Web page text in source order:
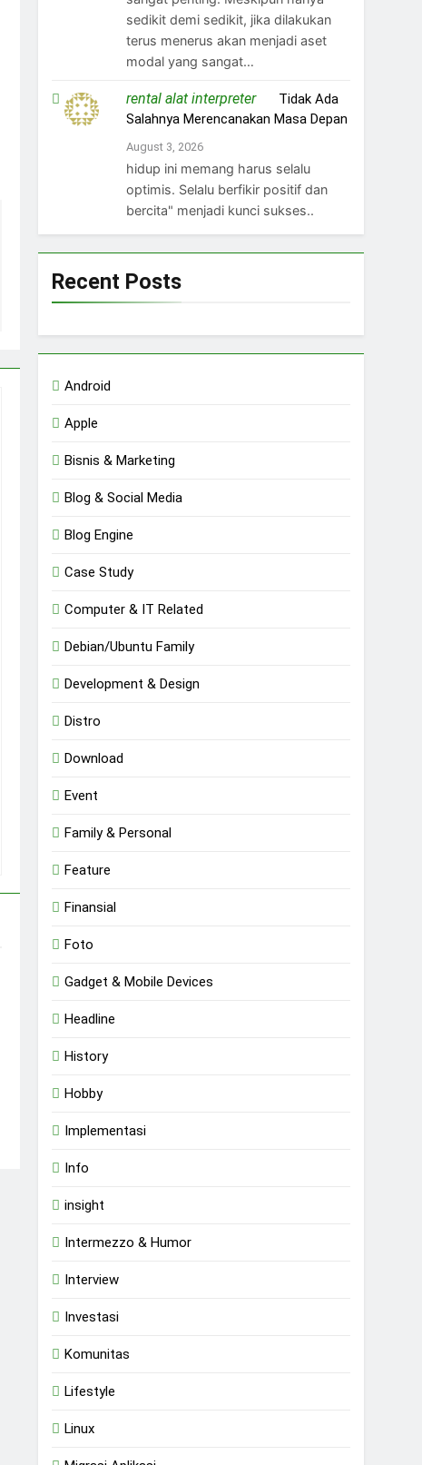
sedikit demi sedikit, jika dilakukan
terus menerus akan menjadi aset
modal yang sangat…
rental alat interpreteron Tidak Ada
Salahnya Merencanakan Masa Depan
August 3, 2026
hidup ini memang harus selalu
optimis. Selalu berfikir positif dan
bercita" menjadi kunci sukses..
Recent Posts
Android
Apple
Bisnis & Marketing
Blog & Social Media
Blog Engine
Case Study
Computer & IT Related
Debian/Ubuntu Family
Development & Design
Distro
Download
Event
Family & Personal
Feature
Finansial
Foto
Gadget & Mobile Devices
Headline
History
Hobby
Implementasi
Info
insight
Intermezzo & Humor
Interview
Investasi
Komunitas
Lifestyle
Linux